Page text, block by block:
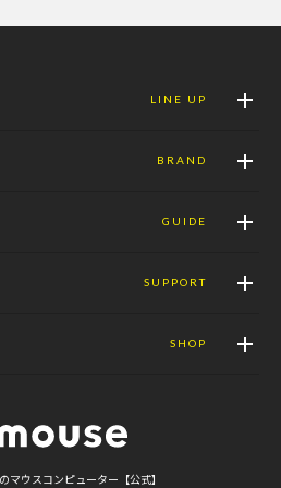
LINE UP
BRAND
GUIDE
SUPPORT
SHOP
マウスコンピューター【公式】